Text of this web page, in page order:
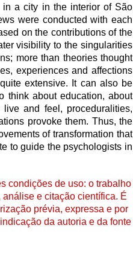
in a city in the interior of São
were conducted with each
on the contributions of the
visibility to the singularities
more than theories thought
experiences and affections
extensive. It can also be
think about education, about
and feel, proceduralities,
provoke them. Thus, the
of transformation that
to guide the psychologists in
condições de uso: o trabalho
e citação científica. É
prévia, expressa e por
da autoria e da fonte